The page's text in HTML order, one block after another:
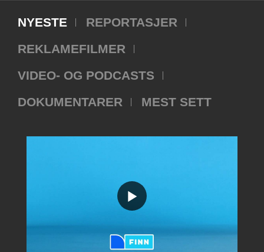
NYESTE
REPORTASJER
REKLAMEFILMER
VIDEO- OG PODCASTS
DOKUMENTARER
MEST SETT